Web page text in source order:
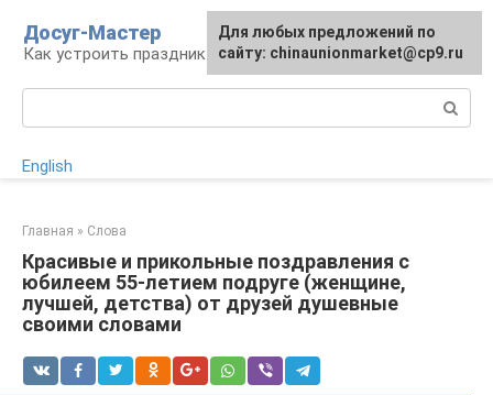
контенту
Досуг-Мастер
Как устроить праздник
English
Главная » Слова
Красивые и прикольные поздравления с
юбилеем 55-летием подруге (женщине,
лучшей, детства) от друзей душевные
своими словами
Для любых предложений по
сайту: chinaunionmarket@cp9.ru
Для любых предложений по
сайту: chinaunionmarket@cp9.ru